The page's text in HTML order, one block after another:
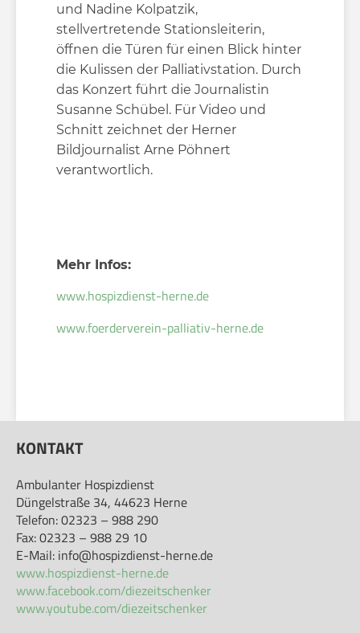
und Nadine Kolpatzik,
stellvertretende Stationsleiterin,
öffnen die Türen für einen Blick hinter
die Kulissen der Palliativstation. Durch
das Konzert führt die Journalistin
Susanne Schübel. Für Video und
Schnitt zeichnet der Herner
Bildjournalist Arne Pöhnert
verantwortlich.
Mehr Infos:
www.hospizdienst-herne.de
www.foerderverein-palliativ-herne.de
KONTAKT
Ambulanter Hospizdienst
Düngelstraße 34, 44623 Herne
Telefon: 02323 – 988 290
Fax: 02323 – 988 29 10
E-Mail: info@hospizdienst-herne.de
www.hospizdienst-herne.de
www.facebook.com/diezeitschenker
www.youtube.com/diezeitschenker